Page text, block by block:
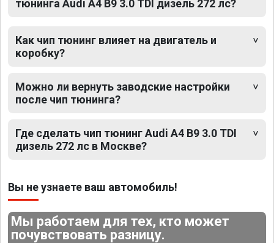
тюнинга Audi A4 B9 3.0 TDI дизель 272 лс?
Как чип тюнинг влияет на двигатель и
коробку?
Можно ли вернуть заводские настройки
после чип тюнинга?
Где сделать чип тюнинг Audi A4 B9 3.0 TDI
дизель 272 лс в Москве?
Вы не узнаете ваш автомобиль!
Мы работаем для тех, кто может
почувствовать разницу.